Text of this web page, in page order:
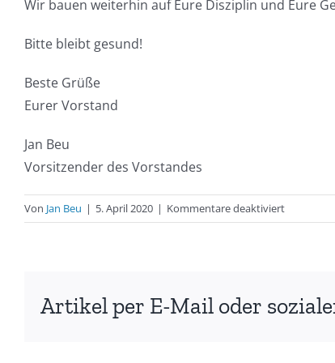
Wir bauen weiterhin auf Eure Disziplin und Eure
Bitte bleibt gesund!
Beste Grüße
Eurer Vorstand
Jan Beu
Vorsitzender des Vorstandes
Von Jan Beu | 5. April 2020 | Kommentare deaktiviertfür
COVID-
Artikel per E-Mail oder